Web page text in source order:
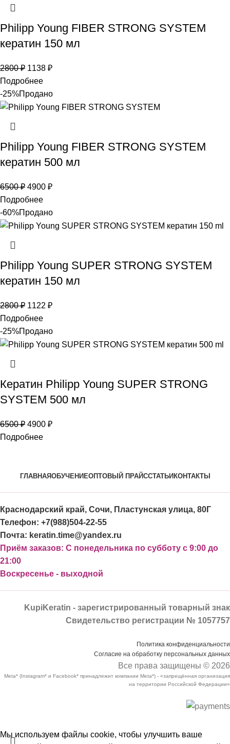
Philipp Young FIBER STRONG SYSTEM
кератин 150 мл
2800₽ 1138 ₽
Подробнее
-25%Продано
Philipp Young FIBER STRONG SYSTEM
кератин 500 мл
6500₽ 4900 ₽
Подробнее
-60%Продано
Philipp Young SUPER STRONG SYSTEM
кератин 150 мл
2800₽ 1122 ₽
Подробнее
-25%Продано
Кератин Philipp Young SUPER STRONG
SYSTEM 500 мл
6500₽ 4900 ₽
Подробнее
ГЛАВНАЯОБУЧЕНИЕОПТОВЫЙ ПРАЙССТАТЬИ КОНТАКТЫ
Краснодарский край, Сочи, Пластунская улица, 80Г
Телефон: +7(988)504-22-55
Почта: keratin.time@yandex.ru
Приём заказов: С понедельника по субботу с 9:00 до
21:00
Воскресенье - выходной
KupiKeratin - зарегистрированный товарный знак
Свидетельство регистрации № 1057757
Политика конфиденциальности
Согласие на обработку персональных данных
Все права защищены © 2026
Meta* (Instagram* и Facebook* принадлежит компании Meta*) - «запрещённая организация
на территории Российской Федерации»
Мы используем файлы cookie, чтобы улучшить ваше